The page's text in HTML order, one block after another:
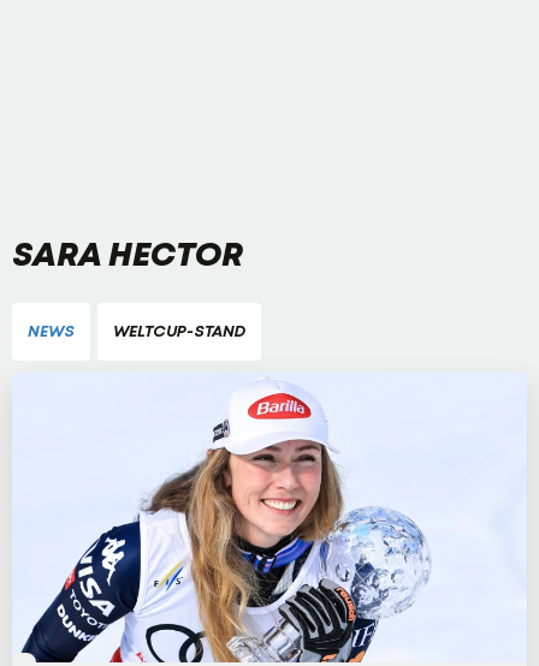
SARA HECTOR
NEWS WELTCUP-STAND